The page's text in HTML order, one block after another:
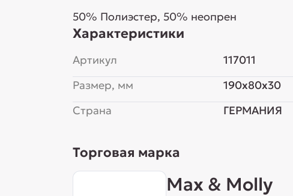
50% Полиэстер, 50% неопрен
Характеристики
Артикул
117011
Размер, мм
190x80x30
Страна
ГЕРМАНИЯ
Торговая марка
Max & Molly